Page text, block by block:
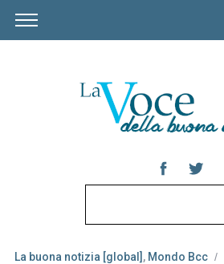
La buona notizia [global] , Mondo Bcc